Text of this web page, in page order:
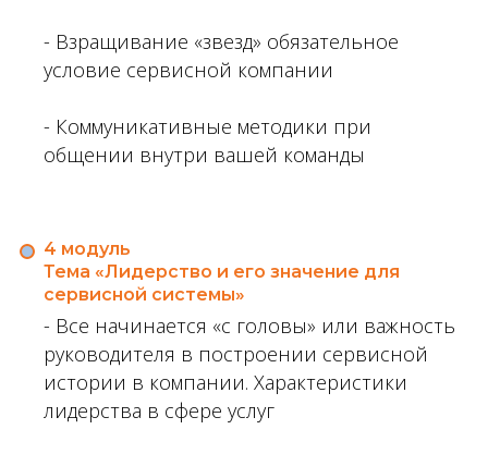
- Взращивание «звезд» обязательное
условие сервисной компании
- Коммуникативные методики при
общении внутри вашей команды
4 модуль
Тема «Лидерство и его значение для
сервисной системы»
- Все начинается «с головы» или важность
руководителя в построении сервисной
истории в компании. Характеристики
лидерства в сфере услуг